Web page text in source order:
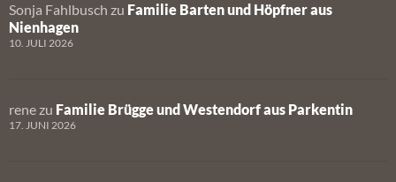
Sonja Fahlbusch zu Familie Barten und Höpfner aus
Nienhagen
10. JULI 2026
rene zu Familie Brügge und Westendorf aus Parkentin
17. JUNI 2026